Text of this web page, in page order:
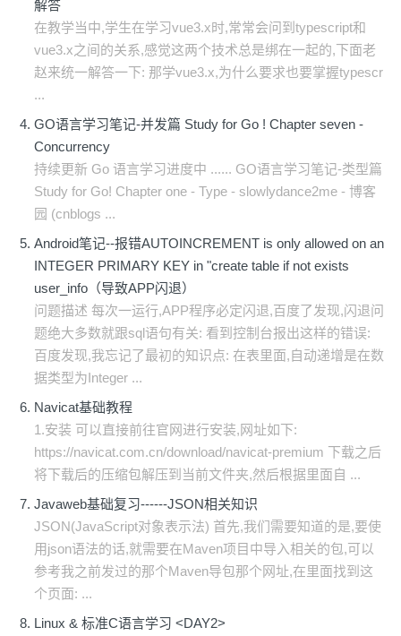
解答
在教学当中,学生在学习vue3.x时,常常会问到typescript和
vue3.x之间的关系,感觉这两个技术总是绑在一起的,下面老
赵来统一解答一下: 那学vue3.x,为什么要求也要掌握typescr
...
GO语言学习笔记-并发篇 Study for Go ! Chapter seven -
Concurrency
持续更新 Go 语言学习进度中 ...... GO语言学习笔记-类型篇
Study for Go! Chapter one - Type - slowlydance2me - 博客
园 (cnblogs ...
Android笔记--报错AUTOINCREMENT is only allowed on an
INTEGER PRIMARY KEY in "create table if not exists
user_info（导致APP闪退）
问题描述 每次一运行,APP程序必定闪退,百度了发现,闪退问
题绝大多数就跟sql语句有关: 看到控制台报出这样的错误:
百度发现,我忘记了最初的知识点: 在表里面,自动递增是在数
据类型为Integer ...
Navicat基础教程
1.安装 可以直接前往官网进行安装,网址如下:
https://navicat.com.cn/download/navicat-premium 下载之后
将下载后的压缩包解压到当前文件夹,然后根据里面自 ...
Javaweb基础复习------JSON相关知识
JSON(JavaScript对象表示法) 首先,我们需要知道的是,要使
用json语法的话,就需要在Maven项目中导入相关的包,可以
参考我之前发过的那个Maven导包那个网址,在里面找到这
个页面: ...
Linux & 标准C语言学习 <DAY2>